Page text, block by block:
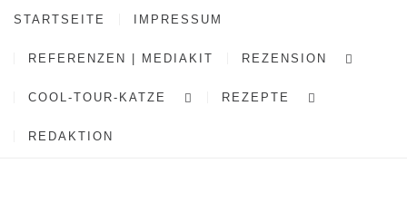
STARTSEITE IMPRESSUM
REFERENZEN | MEDIAKIT REZENSION
COOL-TOUR-KATZE REZEPTE
REDAKTION